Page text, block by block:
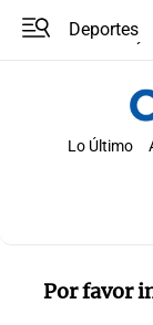
Deportes
Lo Último
Por favor